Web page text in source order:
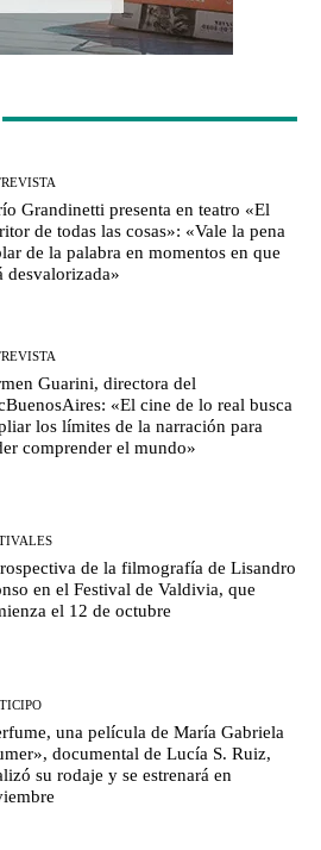
Grandinetti presenta en teatro «El
de todas las cosas»: «Vale la pena
de la palabra en momentos en que
desvalorizada»
Guarini, directora del
«El cine de lo real busca
los límites de la narración para
comprender el mundo»
de la filmografía de Lisandro
en el Festival de Valdivia, que
el 12 de octubre
una película de María Gabriela
documental de Lucía S. Ruiz,
su rodaje y se estrenará en